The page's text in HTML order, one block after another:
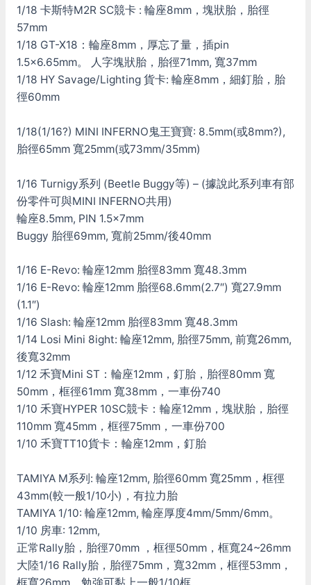
1/18 卡斯特M2R SC競卡 : 輪座8mm，塊狀胎，胎徑
57mm
1/18 GT-X18：輪座8mm，厚忘了量，插pin
1.5×6.65mm。 人字塊狀胎，胎徑71mm, 寬37mm
1/18 HY Savage/Lighting 貨卡: 輪座8mm，細釘胎，胎
徑60mm
1/18(1/16?) MINI INFERNO鬼王寶寶: 8.5mm(或8mm?),
胎徑65mm 寬25mm(或73mm/35mm)
1/16 Turnigy系列 (Beetle Buggy等) – (據說此系列車有部
份零件可與MINI INFERNO共用)
輪座8.5mm, PIN 1.5x7mm
Buggy 胎徑69mm, 寬前25mm/後40mm
1/16 E-Revo: 輪座12mm 胎徑83mm 寬48.3mm
1/16 E-Revo: 輪座12mm 胎徑68.6mm(2.7″) 寬27.9mm
(1.1″)
1/16 Slash: 輪座12mm 胎徑83mm 寬48.3mm
1/14 Losi Mini 8ight: 輪座12mm, 胎徑75mm, 前寬26mm,
後寬32mm
1/12 禾寶Mini ST：輪座12mm，釘胎，胎徑80mm 寬
50mm，框徑61mm 寬38mm，一車份740
1/10 禾寶HYPER 10SC競卡：輪座12mm，塊狀胎，胎徑
110mm 寬45mm，框徑75mm，一車份700
1/10 禾寶TT10貨卡：輪座12mm，釘胎
TAMIYA M系列: 輪座12mm, 胎徑60mm 寬25mm，框徑
43mm(較一般1/10小)，有拉力胎
TAMIYA 1/10: 輪座12mm, 輪座厚度4mm/5mm/6mm。
1/10 房車: 12mm,
正常Rally胎，胎徑70mm ，框徑50mm，框寬24~26mm
大陸1/16 Rally胎，胎徑75mm，寬32mm，框徑53mm，